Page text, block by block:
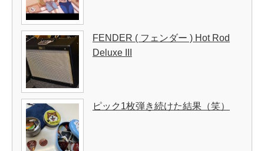
FENDER ( フェンダー ) Hot Rod
Deluxe III
ピック1枚弾き続けた結果（笑）